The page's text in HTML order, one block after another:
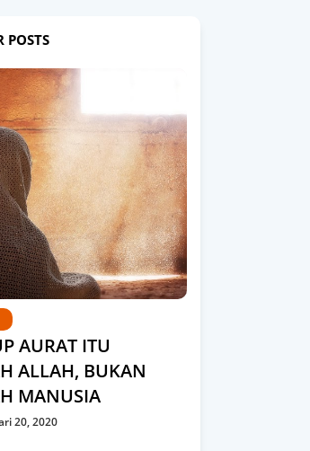
POSTS
AURAT ITU
ALLAH, BUKAN
MANUSIA
20, 2020